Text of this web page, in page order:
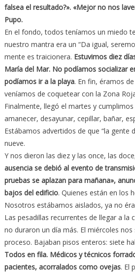
falsea el resultado?». «Mejor no nos
Pupo.
En el fondo, todos teníamos un miedo
nuestro mantra era un “Da igual,
mente es traicionera. Estuvimos diez
María del Mar. No podíamos socializar
podíamos ir a la playa. En fin, éramos
veníamos de coquetear con la Zona
Finalmente, llegó el martes y
amanecer, desayunar, cepillar, bañar,
Estábamos advertidos de que “la gente
nueve.
Y nos dieron las diez y las once, las
ausencia se debió al evento de
pruebas se aplazan para mañana»,
bajos del edificio. Quienes están en los
Nosotros estábamos aislados, ya no
Las pesadillas recurrentes de llegar a la
no duraron un día más. El miércoles
proceso. Bajaban pisos enteros: siete
Todos en fila. Médicos y técnicos
pacientes, acorralados como ovejas. El